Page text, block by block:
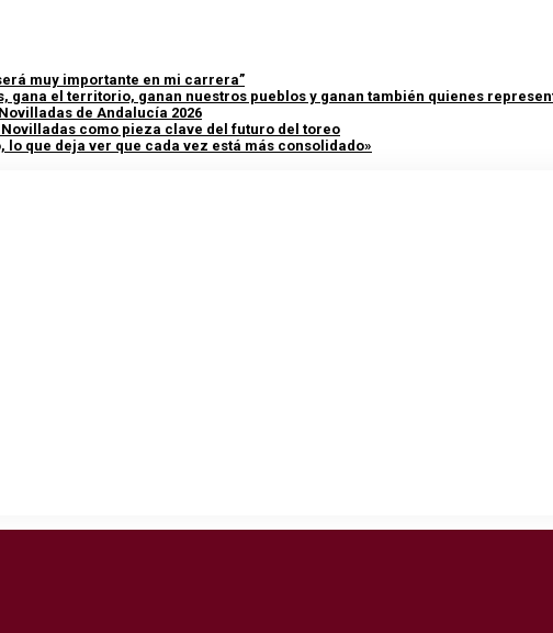
muy importante en mi carrera”
el territorio, ganan nuestros pueblos y ganan también quienes
de Andalucía 2026
como pieza clave del futuro del toreo
que deja ver que cada vez está más consolidado»